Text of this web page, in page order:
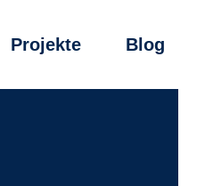
Pro­jek­te Blog